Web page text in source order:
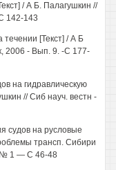
/ А Б. Палагушкин //
142-143
[Текст] / А Б
2006 - Вып. 9. -С 177-
на гидравлическую
// Сиб науч. вестн -
судов на русловые
трансп. Сибири
№ 1 — С 46-48